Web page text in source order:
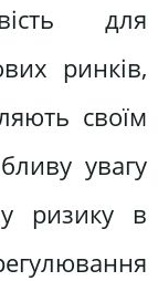
для
ринків,
своїм
увагу
ризику в